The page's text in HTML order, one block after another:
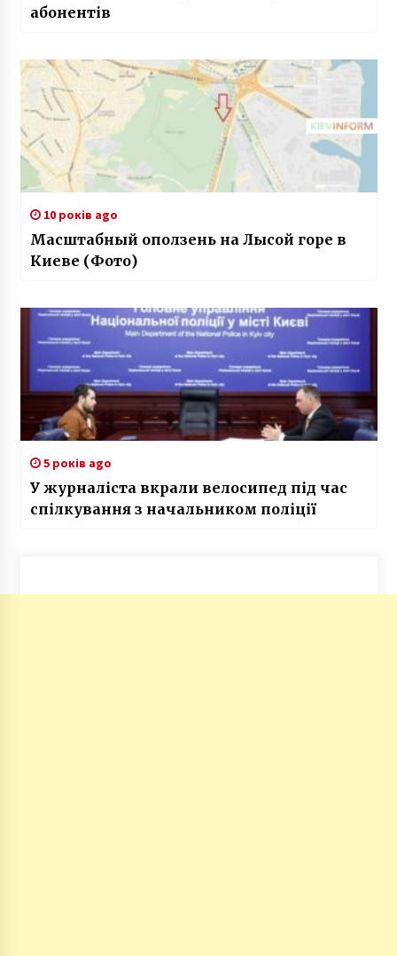
абонентів
10 років ago
Масштабный оползень на Лысой горе в
Киеве (Фото)
5 років ago
У журналіста вкрали велосипед під час
спілкування з начальником поліції